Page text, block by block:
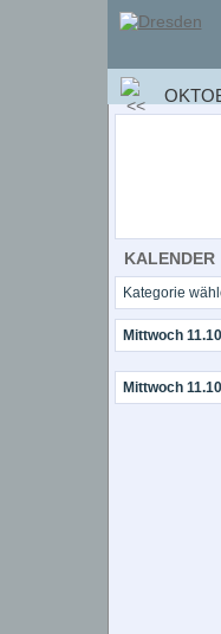
KALENDER
Kategorie
Mittwoch
Mittwoch